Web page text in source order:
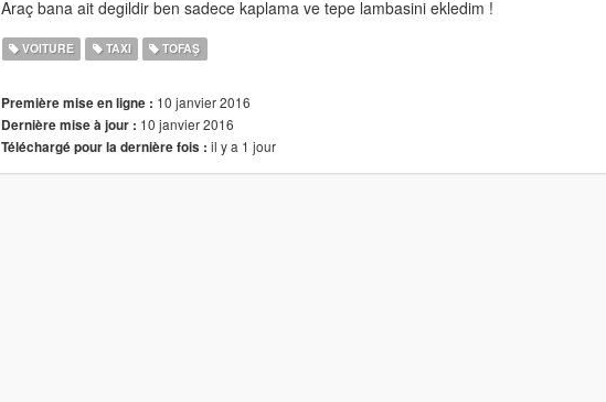
Araç bana ait degildir ben sadece kaplama ve tepe lambasini ekledim !
VOITURE TAXI TOFAŞ
Première mise en ligne : 10 janvier 2016
Dernière mise à jour : 10 janvier 2016
Téléchargé pour la dernière fois : il y a 1 jour